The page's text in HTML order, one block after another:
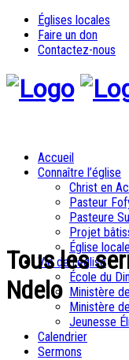
Églises locales
Faire un don
Contactez-nous
Accueil
Connaître l’église
Christ en
Pasteur
Pasteure
Projet
Église locale
Vie de l’église
École du
Ministère
Ministère
Jeunesse
Calendrier
Sermons
Tous les
Ndelo